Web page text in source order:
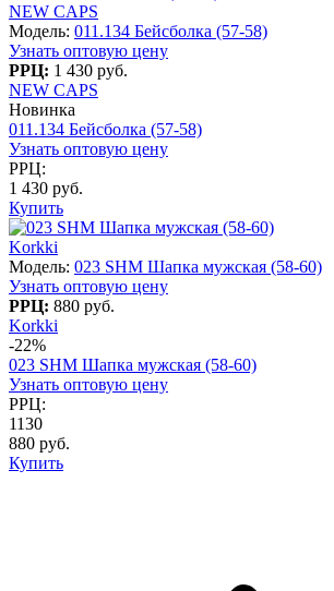
NEW CAPS
Модель: 011.134 Бейсболка (57-58)
Узнать оптовую цену
РРЦ: 1 430 руб.
NEW CAPS
Новинка
011.134 Бейсболка (57-58)
Узнать оптовую цену
РРЦ:
1 430 руб.
Купить
Korkki
Модель: 023 SHM Шапка мужская (58-60)
Узнать оптовую цену
РРЦ: 880 руб.
Korkki
-22%
023 SHM Шапка мужская (58-60)
Узнать оптовую цену
РРЦ:
1130
880 руб.
Купить